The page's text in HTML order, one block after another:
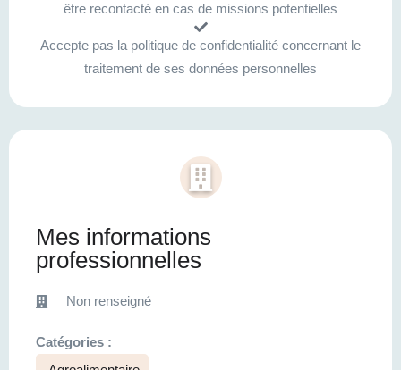
être recontacté en cas de missions potentielles
Accepte pas la politique de confidentialité concernant le
traitement de ses données personnelles
Mes informations
professionnelles
Non renseigné
Catégories :